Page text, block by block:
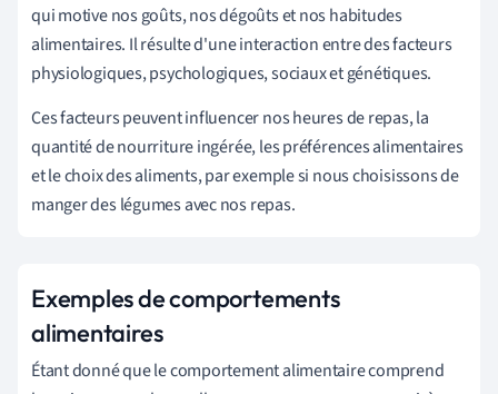
qui motive nos goûts, nos dégoûts et nos habitudes
alimentaires. Il résulte d'une interaction entre des facteurs
physiologiques, psychologiques, sociaux et génétiques.
Ces facteurs peuvent influencer nos heures de repas, la
quantité de nourriture ingérée, les préférences alimentaires
et le choix des aliments, par exemple si nous choisissons de
manger des légumes avec nos repas.
Exemples de comportements
alimentaires
Étant donné que le comportement alimentaire comprend